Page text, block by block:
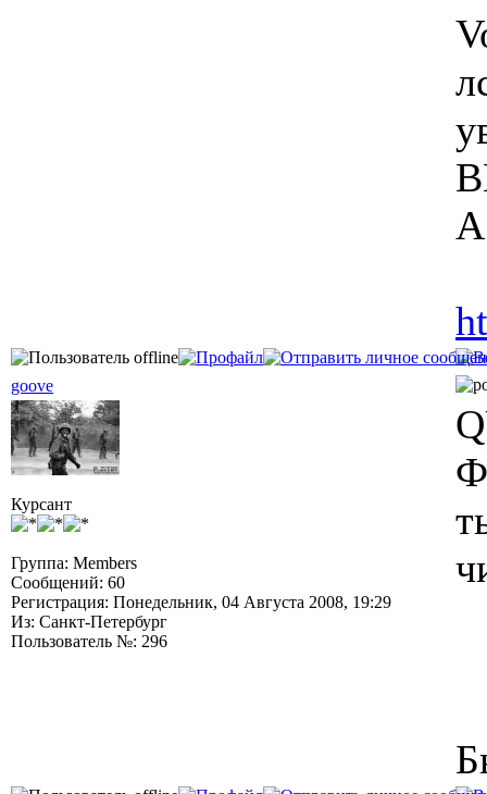
А
goove
Курсант
Группа: Members
Сообщений: 60
Регистрация: Понедельник, 04 Августа 2008, 19:29
Из: Санкт-Петербург
Пользователь №: 296